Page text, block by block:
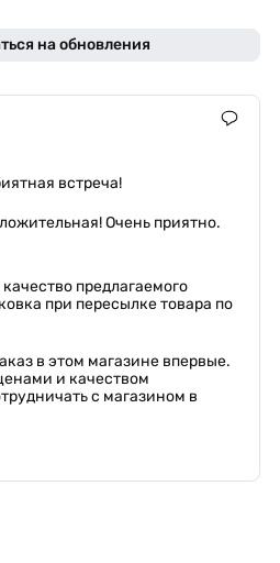
на обновления
встреча!
Очень приятно.
предлагаемого
при пересылке товара по
в этом магазине впервые.
и качеством
с магазином в